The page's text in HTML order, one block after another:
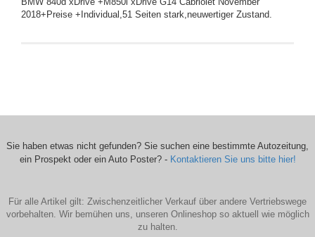
2018+Preise +Individual,51 Seiten stark,neuwertiger Zustand.
Sie haben etwas nicht gefunden? Sie suchen eine bestimmte Autozeitung,
ein Prospekt oder ein Auto Poster? - Kontaktieren Sie uns bitte hier!
Für alle Artikel gilt: Zwischenzeitlicher Verkauf über andere Vertriebswege
vorbehalten. Wir bemühen uns, unseren Onlineshop so aktuell wie möglich
zu halten.